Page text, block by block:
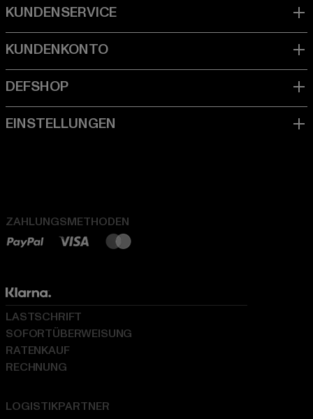
ZAHLUNGSMETHODEN
LOGISTIKPARTNER
LASTSCHRIFT
SOFORTÜBERWEISUNG
RATENKAUF
RECHNUNG